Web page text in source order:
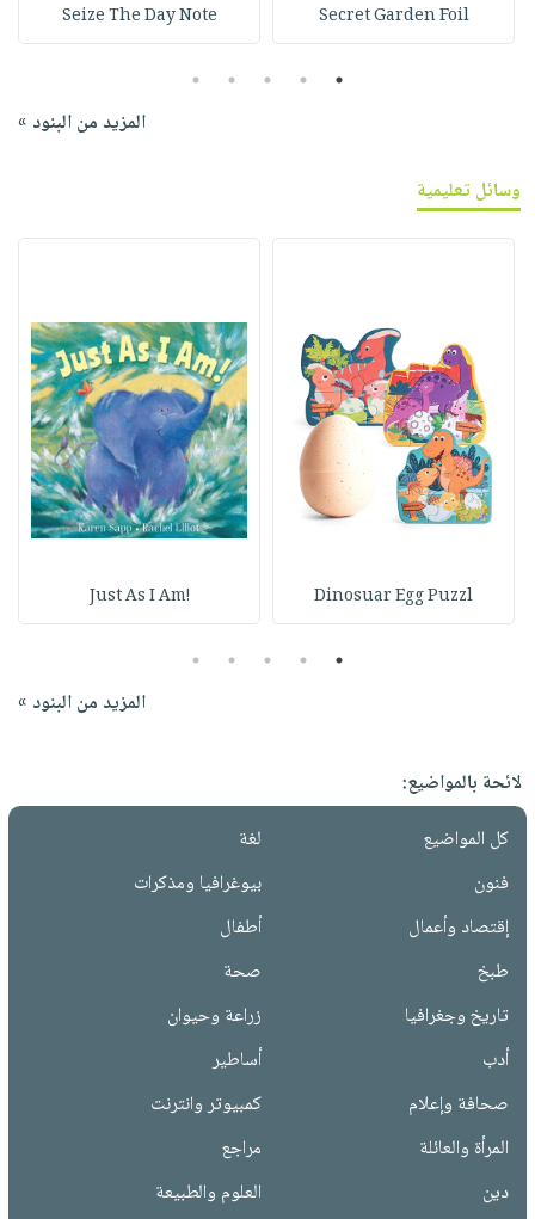
Secret Garden Foil
Seize The Day Note
1
2
3
4
5
المزيد من البنود »
وسائل تعليمية
Dinosuar Egg Puzzl
!Just As I Am
1
2
3
4
5
المزيد من البنود »
لائحة بالمواضيع:
كل المواضيع
لغة
فنون
بيوغرافيا ومذكرات
إقتصاد وأعمال
أطفال
طبخ
صحة
تاريخ وجغرافيا
زراعة وحيوان
أدب
أساطير
صحافة وإعلام
كمبيوتر وانترنت
المرأة والعائلة
مراجع
دين
العلوم والطبيعة